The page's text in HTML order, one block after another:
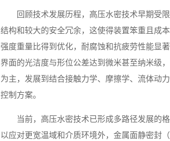
回顾技术发展历程，高压水密技术早期受
结构和较大的安全冗余，这使得装置笨重且成
强度重量比得到优化，耐腐蚀和抗疲劳性能显
界面的光洁度与形位公差达到微米甚至纳米级
为主，发展到结合接触力学、摩擦学、流体动
控制方案。
当前，高压水密技术已形成多路径发展的
以应对更宽温域和介质环境外，金属面静密封